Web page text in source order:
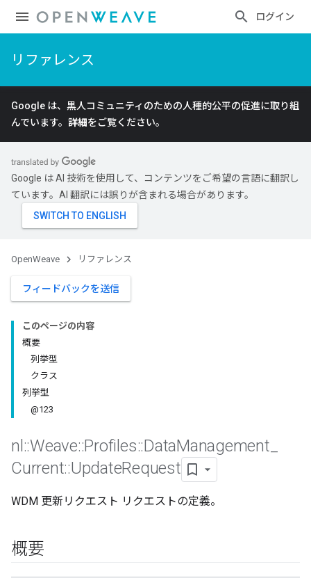
ログイン
リファレンス
Google は、黒人コミュニティのための人種的公平の促進に取り組
んでいます。 詳細をご覧ください。
Google は AI 技術を使用して、コンテンツをご希望の言語に翻訳し
ています。AI 翻訳には誤りが含まれる場合があります。
OpenWeave リファレンス
フィードバックを送信
このページの内容
概要
列挙型
クラス
列挙型
@123
nl ::Weave::Profiles::DataManagement
Current::UpdateRequest
WDM 更新リクエスト リクエストの定義。
概要